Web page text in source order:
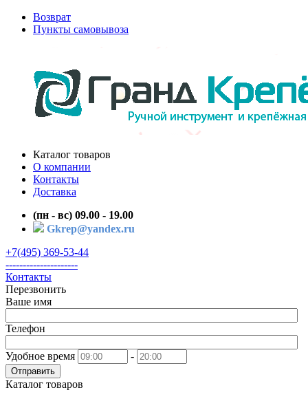
Возврат
Пункты самовывоза
Каталог товаров
О компании
Контакты
Доставка
(пн - вс) 09.00 - 19.00
Gkrep@yandex.ru
+7(495) 369-53-44
---------------------
Контакты
Перезвонить
Ваше имя
Телефон
Удобное время -
Отправить
Каталог товаров